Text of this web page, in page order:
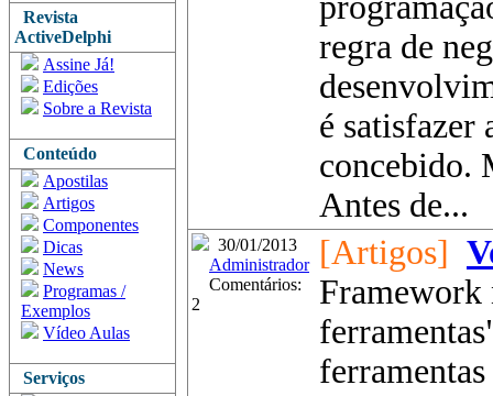
Revista
ActiveDelphi
Assine Já!
Edições
Sobre a Revista
Conteúdo
Apostilas
Artigos
Componentes
Dicas
News
Programas /
Exemplos
Vídeo Aulas
Serviços
regra de
é satisfazer
concebido.
Antes de...
30/01/2013
Administrador
Comentários:
2
[Artigos]
Framework